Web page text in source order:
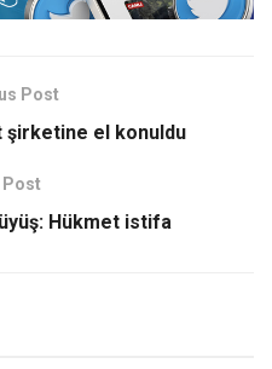
Post
şirketine el konuldu
Post
Hükmet istifa